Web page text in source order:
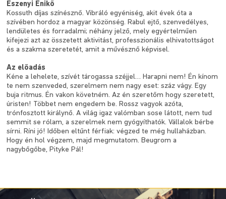
Eszenyi Enikő
Kossuth díjas színésznő. Vibráló egyéniség, akit évek óta a
szívében hordoz a magyar közönség. Rabul ejtő, szenvedélyes,
lendületes és forradalmi; néhány jelző, mely egyértelműen
kifejezi azt az összetett aktivitást, professzionális elhivatottságot
és a szakma szeretetét, amit a művésznő képvisel.
Az előadás
Kéne a lehelete, szívét tárogassa széjjel… Harapni nem! Én kínom
te nem szenveded, szerelmem nem nagy eset: száz vágy. Egy
buja ritmus. Én vakon követném. Az én szeretőm hogy szeretett,
úristen! Többet nem engedem be. Rossz vagyok azóta,
trónfosztott királynő. A világ igaz valómban sose látott, nem tud
semmit se rólam, a szerelmek nem gyógyíthatók. Vállalok bérbe
sírni. Ríni jó! Időben eltűnt férfiak: végzed te még hullaházban.
Hogy én hol végzem, majd megmutatom. Beugrom a
nagybőgőbe, Pityke Pál!